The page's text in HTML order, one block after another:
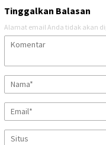
Tinggalkan Balasan
Alamat email Anda tidak akan